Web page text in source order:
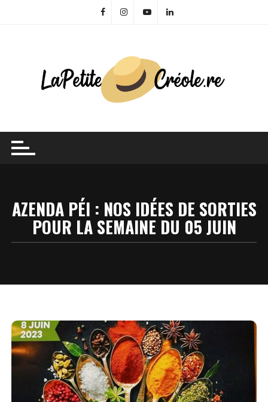
AZENDA PÉI : NOS IDÉES DE SORTIES
POUR LA SEMAINE DU 05 JUIN